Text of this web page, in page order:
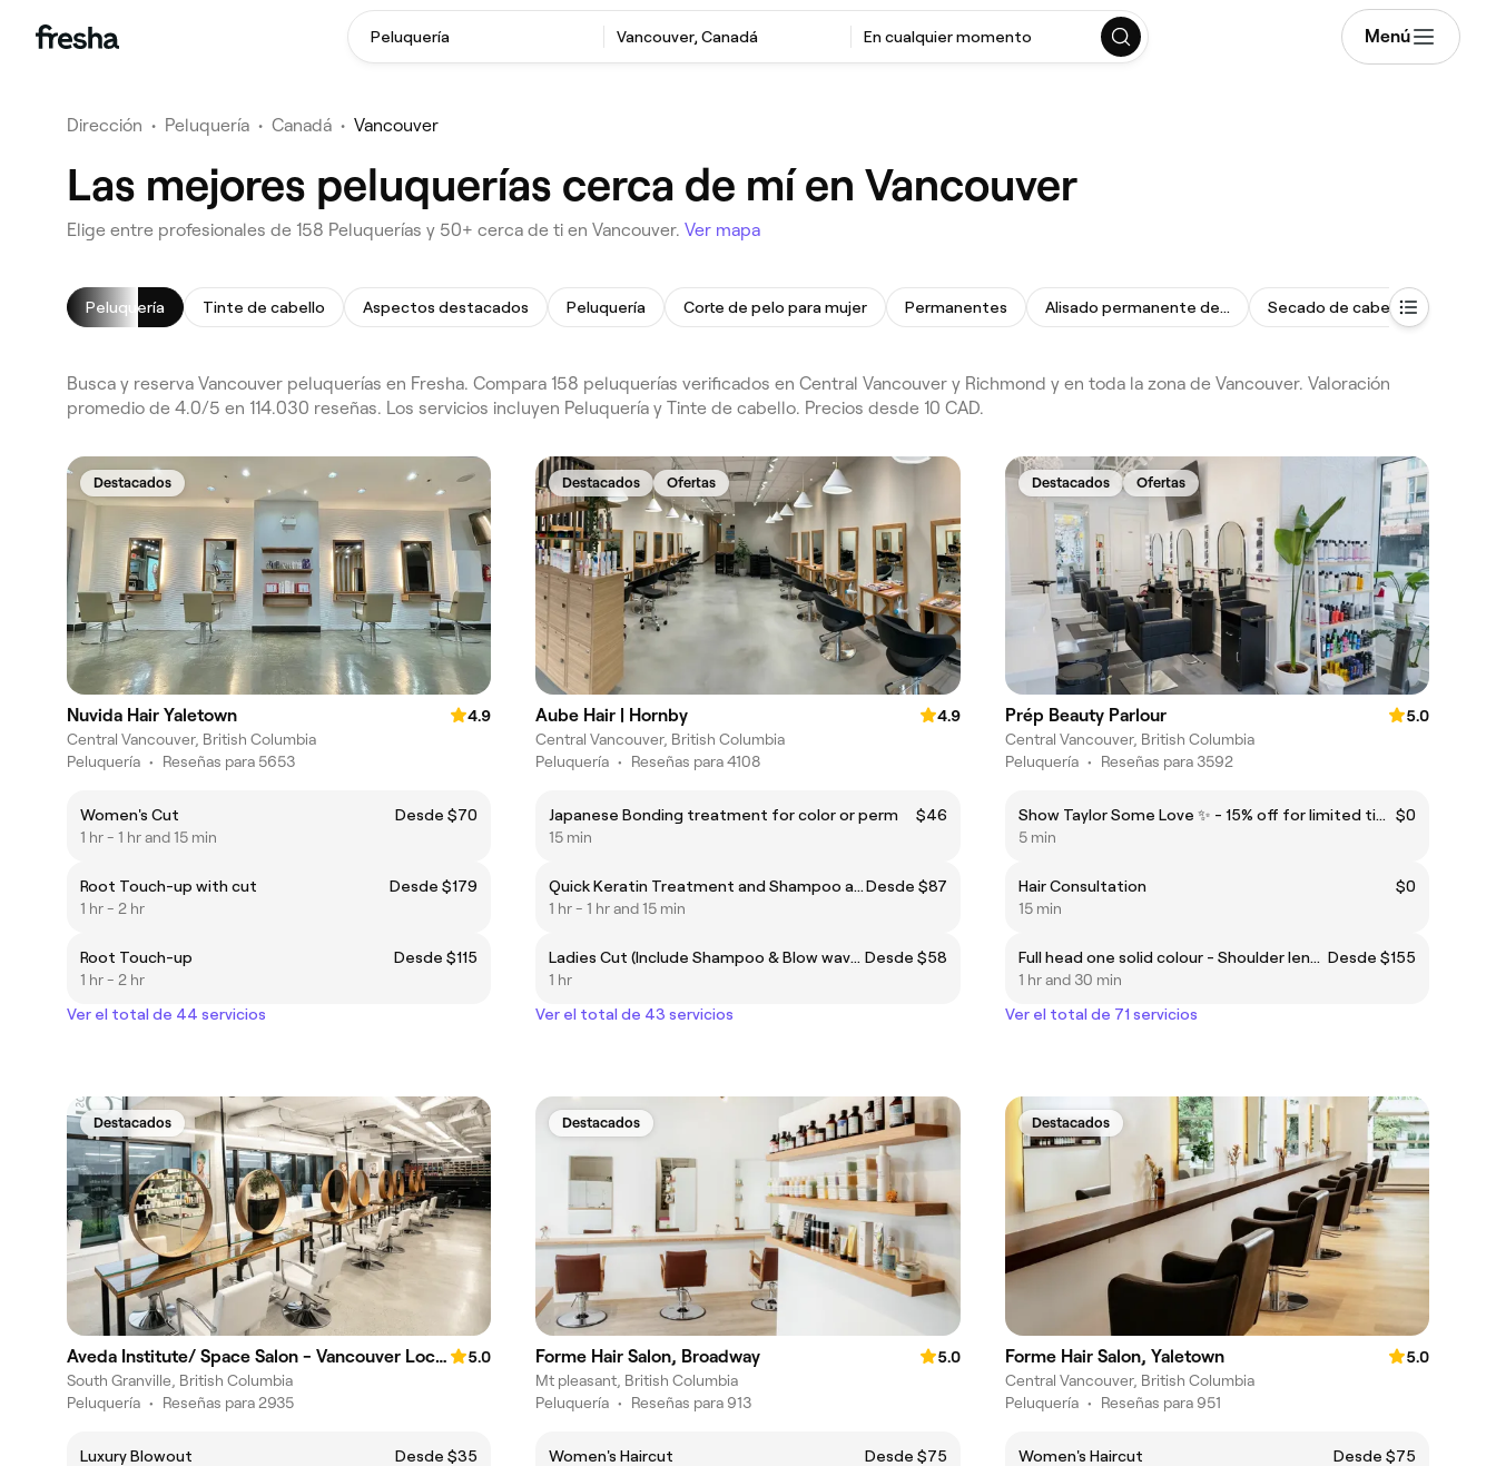
Peluquería Vancouver, Canadá En cualquier momento Menú
Dirección • Peluquería • Canadá • Vancouver
Las mejores peluquerías cerca de mí en Vancouver
Elige entre profesionales de 158 Peluquerías y 50+ cerca de ti en Vancouver. Ver mapa
Peluquería Tinte de cabello Aspectos destacados Peluquería Corte de pelo para mujer Permanentes Alisado permanente del cabello Secado de cabello
Busca y reserva Vancouver peluquerías en Fresha. Compara 158 peluquerías verificados en Central Vancouver y Richmond y en toda la zona de Vancouver. Valoración
promedio de 4.0/5 en 114.030 reseñas. Los servicios incluyen Peluquería y Tinte de cabello. Precios desde 10 CAD.
Destacados
Nuvida Hair Yaletown
4.9
Central Vancouver, British Columbia
Peluquería • Reseñas para 5653
Women's Cut
Desde $70
1 hr - 1 hr and 15 min
Root Touch-up with cut
Desde $179
1 hr - 2 hr
Root Touch-up
Desde $115
1 hr - 2 hr
Ver el total de 44 servicios
Destacados Ofertas
Aube Hair | Hornby
4.9
Central Vancouver, British Columbia
Peluquería • Reseñas para 4108
Japanese Bonding treatment for color or perm
$46
15 min
Quick Keratin Treatment and Shampoo and Blow WaveDesde $87
1 hr - 1 hr and 15 min
Ladies Cut (Include Shampoo & Blow wave) Desde $58
1 hr
Ver el total de 43 servicios
Destacados Ofertas
Prép Beauty Parlour
5.0
Central Vancouver, British Columbia
Peluquería • Reseñas para 3592
Show Taylor Some Love ✨ - 15% off for limited time
$0
5 min
Hair Consultation
$0
15 min
Full head one solid colour - Shoulder length Desde $155
1 hr and 30 min
Ver el total de 71 servicios
Destacados
Aveda Institute/ Space Salon - Vancouver Location
5.0
South Granville, British Columbia
Peluquería • Reseñas para 2935
Luxury Blowout
Desde $35
Destacados
Forme Hair Salon, Broadway
5.0
Mt pleasant, British Columbia
Peluquería • Reseñas para 913
Women's Haircut
Desde $75
Destacados
Forme Hair Salon, Yaletown
5.0
Central Vancouver, British Columbia
Peluquería • Reseñas para 951
Women's Haircut
Desde $75